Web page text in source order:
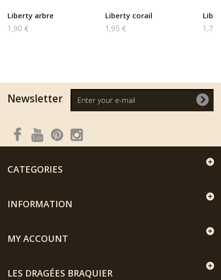
Liberty arbre
1,90 €
Liberty corail
1,95 €
1,75
Newsletter
CATEGORIES
INFORMATION
MY ACCOUNT
LES DRAGÉES BRAQUIER